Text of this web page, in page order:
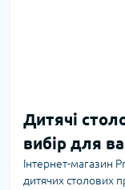
Дитячі
вибір для
Інтернет-магазин
дитячих столових